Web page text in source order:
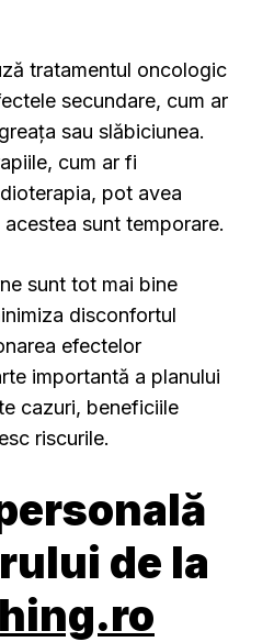
tratamentul oncologic
secundare, cum ar
sau slăbiciunea.
cum ar fi
pot avea
sunt temporare.
sunt tot mai bine
disconfortul
efectelor
importantă a planului
cazuri, beneficiile
riscurile.
de la